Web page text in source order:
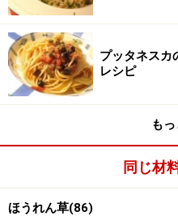
プッタネスカ
レシピ
も
同じ材
ほうれん草(86)